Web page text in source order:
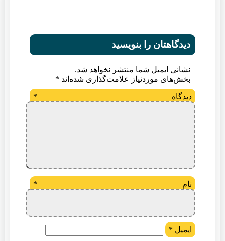
دیدگاهتان را بنویسید
نشانی ایمیل شما منتشر نخواهد شد.
بخش‌های موردنیاز علامت‌گذاری شده‌اند *
دیدگاه *
نام *
ایمیل *